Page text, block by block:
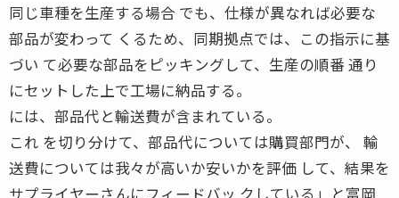
同じ車種を生産する場合 でも、仕様が異なれば必要な
部品が変わって くるため、同期拠点では、この指示に基
づい て必要な部品をピッキングして、生産の順番 通り
にセットした上で工場に納品する。
には、部品代と輸送費が含まれている。
これ を切り分けて、部品代については購買部門が、 輸
送費については我々が高いか安いかを評価 して、結果を
サプライヤーさんにフィードバッ クしている」と富岡